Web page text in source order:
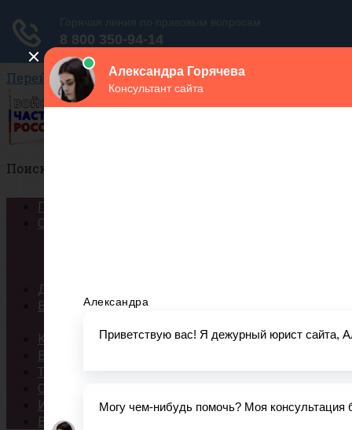
Перейти к контенту
Поиск:
Города
Структура
ДМБ
ВУЗы
Контракт
Вопросы
Тесты
Статьи
История
Важно!